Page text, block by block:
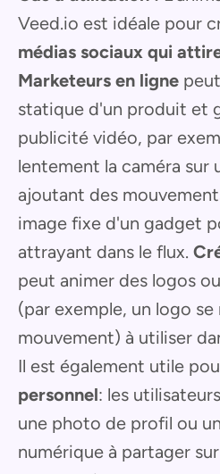
Veed.io est idéale pour
médias sociaux qui
Marketeurs en ligne
statique d'un produit et
publicité vidéo, par
lentement la caméra sur
ajoutant des
image fixe d'un gadget
attrayant dans le flux.
peut animer des logos
(par exemple, un logo se
mouvement) à utiliser
Il est également utile
personnel: les
une photo de profil ou
numérique à partager